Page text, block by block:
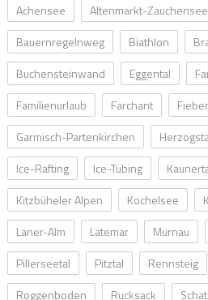
Achensee Altenmarkt-Zauchensee
Bauernregelnweg
Biathlon
Buchensteinwand
Eggental
Familienurlaub
Farchant
Garmisch-Partenkirchen
Ice-Rafting
Ice-Tubing
Kitzbüheler Alpen
Kochelsee
Laner-Alm
Latemar Murnau
Pillerseetal
Pitztal Rennsteig
Roggenboden
Rucksack